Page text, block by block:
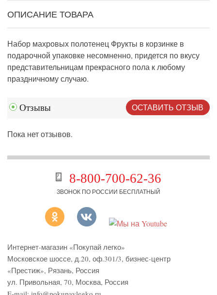
ОПИСАНИЕ ТОВАРА
Набор махровых полотенец Фрукты в корзинке в
подарочной упаковке несомненно, придется по вкусу
представительницам прекрасного пола к любому
праздничному случаю.
Отзывы ОСТАВИТЬ ОТЗЫВ
Пока нет отзывов.
8-800-700-62-36
ЗВОНОК ПО РОССИИ БЕСПЛАТНЫЙ
Интернет-магазин «Покупай легко»
Московское шоссе, д.20, оф.301/3, бизнес-центр
«Престиж», Рязань, Россия
ул. Привольная, 70, Москва, Россия